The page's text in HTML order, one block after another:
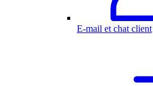
E-mail et chat client